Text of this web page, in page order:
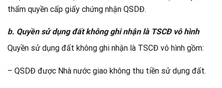
thẩm quyền cấp giấy chứng nhận QSDĐ.
b. Quyền sử dụng đất không ghi nhận là TSCĐ vô hình
Quyền sử dụng đất không ghi nhận là TSCĐ vô hình gồm:
– QSDĐ được Nhà nước giao không thu tiền sử dụng đất.